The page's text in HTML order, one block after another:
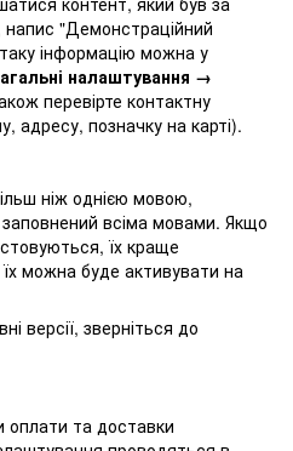
"Демонстраційний
інформацію можна у
налаштування →
перевірте контактну
адресу, позначку на карті).
ніж однією мовою,
всіма мовами. Якщо
їх краще
можна буде активувати на
версії, зверніться до
оплати та доставки